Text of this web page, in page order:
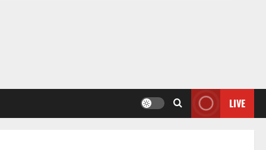
LIVE